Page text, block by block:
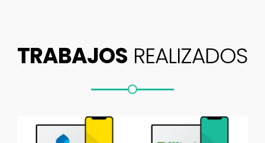
TRABAJOS REALIZADOS